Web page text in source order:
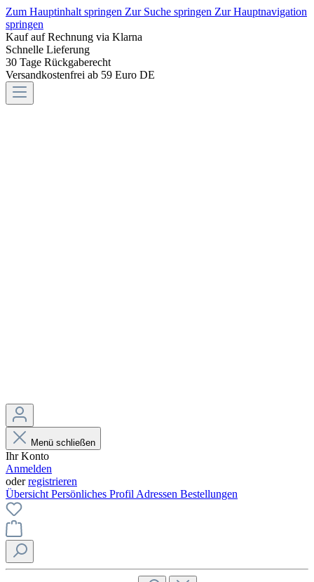
Zum Hauptinhalt springen Zur Suche springen Zur Hauptnavigation
springen
Kauf auf Rechnung via Klarna
Schnelle Lieferung
30 Tage Rückgaberecht
Versandkostenfrei ab 59 Euro DE
Menü schließen
Ihr Konto
Anmelden
oderregistrieren
Übersicht Persönliches Profil Adressen Bestellungen